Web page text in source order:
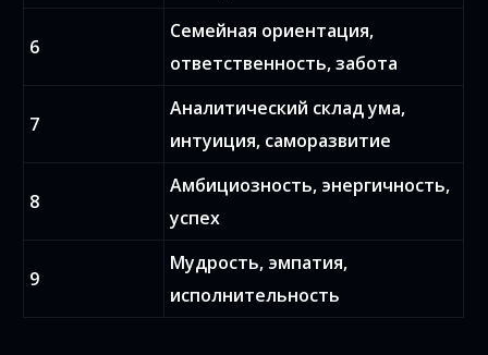
6
Семейная ориентация,
ответственность, забота
7
Аналитический склад ума,
интуиция, саморазвитие
8
Амбициозность, энергичность,
успех
9
Мудрость, эмпатия,
исполнительность